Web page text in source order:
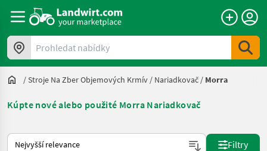
Prohledat nabídky
/Stroje Na Zber Objemových Krmív / Nariadkovač / Morra
Kúpte nové alebo použité Morra Nariadkovač
Takto se řadí nabídky na Landwirt.com
Filtry